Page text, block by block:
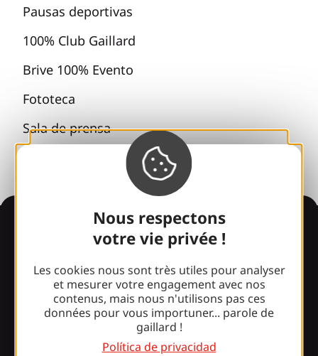
Nous respectons
votre vie privée !
Les cookies nous sont très utiles pour analyser
et mesurer votre engagement avec nos
contenus, mais nous n'utilisons pas ces
données pour vous importuner... parole de
gaillard !
Política de privacidad
Pausas deportivas
100% Club Gaillard
Brive 100% Evento
Fototeca
Sala de prensa
Información
¿Le sorprende nuestro
diseño?
Nuestros horarios